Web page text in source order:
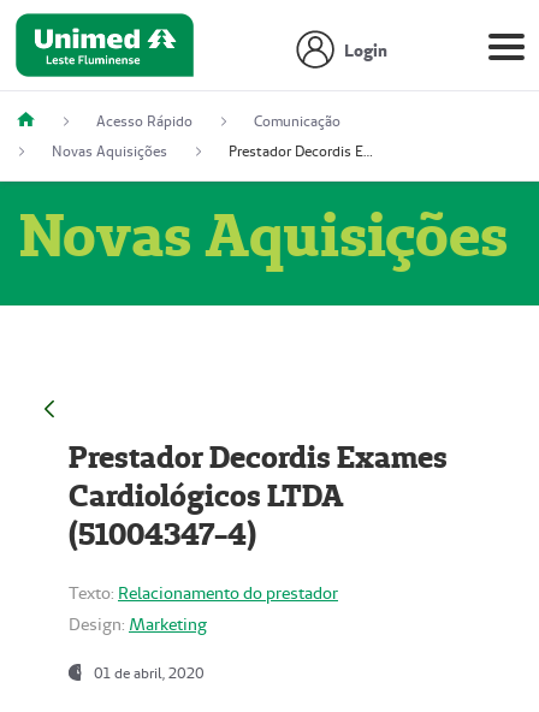
Login
Acesso Rápido
Comunicação
Novas Aquisições
Prestador Decordis Exames Cardiológicos LTDA (51004347-4)
Novas Aquisições
Prestador Decordis Exames
Cardiológicos LTDA
(51004347-4)
Texto: Relacionamento do prestador
Design: Marketing
01 de abril, 2020